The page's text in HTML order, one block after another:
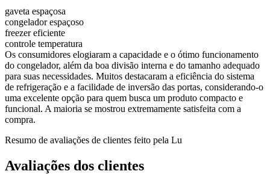
gaveta espaçosa
congelador espaçoso
freezer eficiente
controle temperatura
Os consumidores elogiaram a capacidade e o ótimo funcionamento
do congelador, além da boa divisão interna e do tamanho adequado
para suas necessidades. Muitos destacaram a eficiência do sistema
de refrigeração e a facilidade de inversão das portas, considerando-o
uma excelente opção para quem busca um produto compacto e
funcional. A maioria se mostrou extremamente satisfeita com a
compra.
Resumo de avaliações de clientes feito pela Lu
Avaliações dos clientes